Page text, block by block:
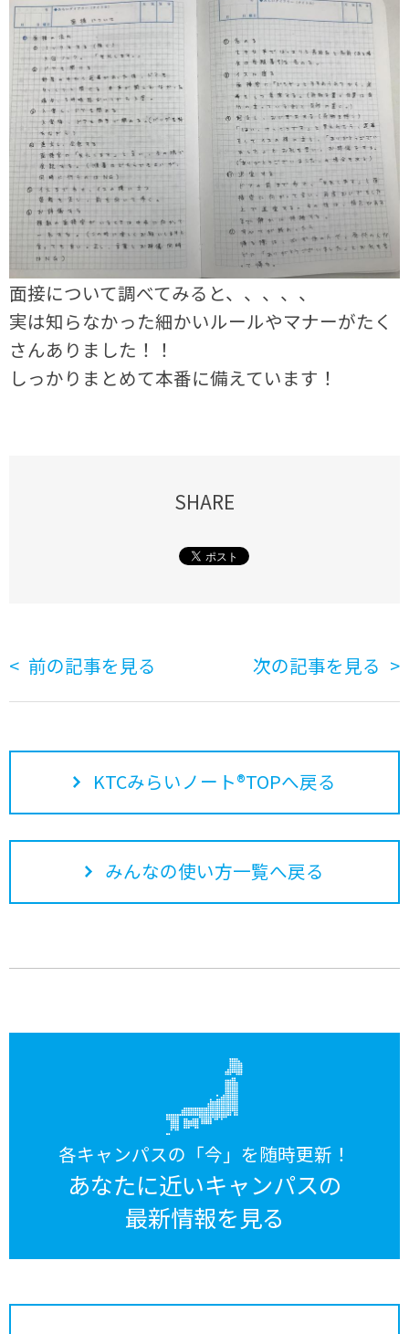
面接について調べてみると、、、、、
実は知らなかった細かいルールやマナーがたく
さんありました！！
しっかりまとめて本番に備えています！
SHARE
前の記事を見る 次の記事を見る
KTCみらいノート®TOPへ戻る
みんなの使い方一覧へ戻る
各キャンパスの「今」を随時更新！
あなたに近いキャンパスの
最新情報を見る